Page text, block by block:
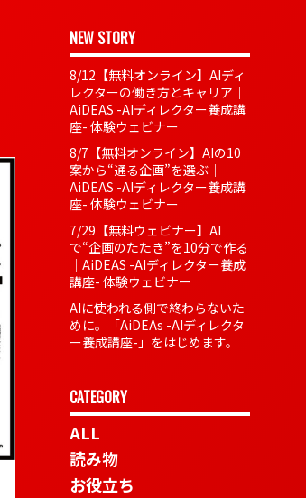
NEW STORY
8/12【無料オンライン】AIディ
レクターの働き方とキャリア｜
AiDEAS -AIディレクター養成講
座- 体験ウェビナー
8/7【無料オンライン】AIの10
案から“通る企画”を選ぶ｜
AiDEAS -AIディレクター養成講
座- 体験ウェビナー
7/29【無料ウェビナー】AI
で“企画のたたき”を10分で作る
｜AiDEAS -AIディレクター養成
講座- 体験ウェビナー
AIに使われる側で終わらないた
めに。「AiDEAs -AIディレクタ
ー養成講座-」をはじめます。
CATEGORY
ALL
読み物
お役立ち